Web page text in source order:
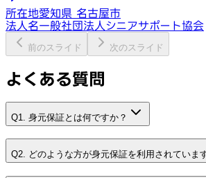
所在地愛知県 名古屋市
法人名一般社団法人シニアサポート協会
前のスライド 次のスライド
よくある質問
Q1. 身元保証とは何ですか？
Q2. どのような方が身元保証を利用されていま